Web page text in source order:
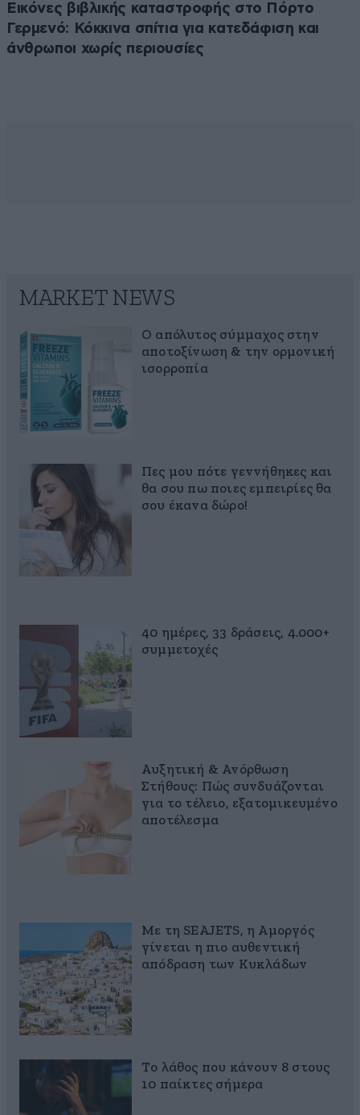
Εικόνες βιβλικής καταστροφής στο Πόρτο
Γερμενό: Κόκκινα σπίτια για κατεδάφιση και
άνθρωποι χωρίς περιουσίες
MARKET NEWS
Ο απόλυτος σύμμαχος στην
αποτοξίνωση & την ορμονική
ισορροπία
Πες μου πότε γεννήθηκες και
θα σου πω ποιες εμπειρίες θα
σου έκανα δώρο!
40 ημέρες, 33 δράσεις, 4.000+
συμμετοχές
Αυξητική & Ανόρθωση
Στήθους: Πώς συνδυάζονται
για το τέλειο, εξατομικευμένο
αποτέλεσμα
Με τη SEAJETS, η Αμοργός
γίνεται η πιο αυθεντική
απόδραση των Κυκλάδων
Το λάθος που κάνουν 8 στους
10 παίκτες σήμερα